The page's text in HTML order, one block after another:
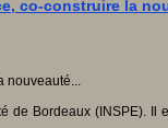
co-construire la
Bordeaux